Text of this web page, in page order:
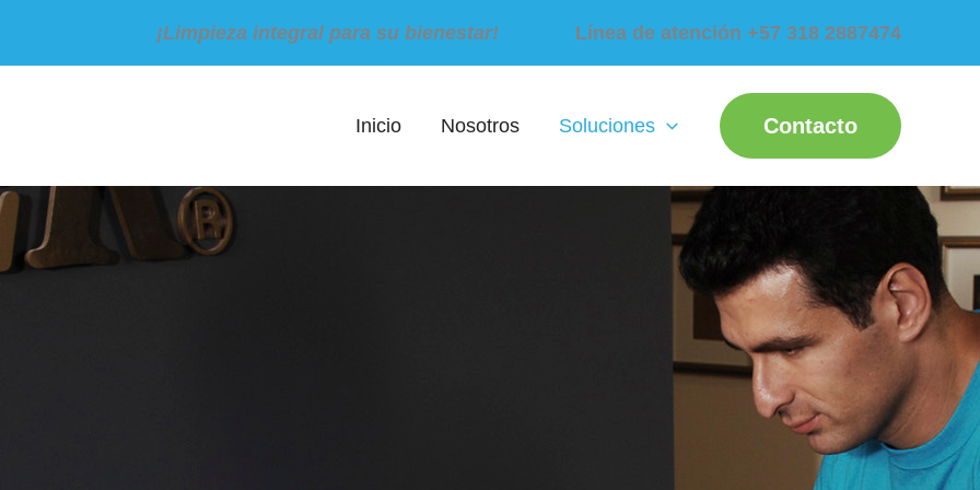
¡Limpieza integral para su bienestar! Línea de atención +57 318 2887474
Inicio Nosotros Soluciones Contacto